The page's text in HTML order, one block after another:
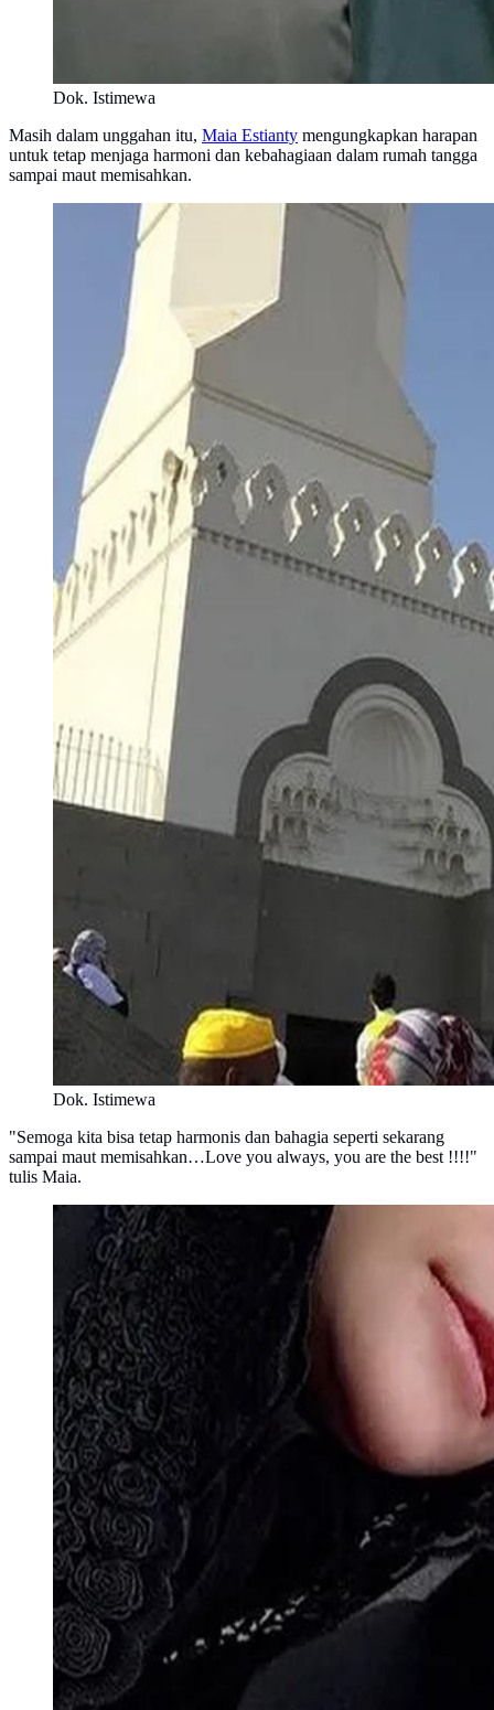
Dok. Istimewa
Masih dalam unggahan itu, Maia Estianty mengungkapkan harapan
untuk tetap menjaga harmoni dan kebahagiaan dalam rumah tangga
sampai maut memisahkan.
Dok. Istimewa
"Semoga kita bisa tetap harmonis dan bahagia seperti sekarang
sampai maut memisahkan…Love you always, you are the best !!!!"
tulis Maia.